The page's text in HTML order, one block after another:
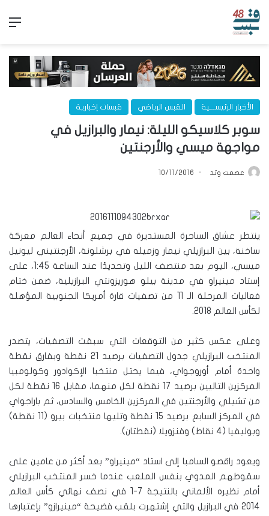
الأخبار الرئيســـية القبس الرياضي قبسات إخبارية
سوبر كلاسيكو الليلة: نيمار والبرازيل في
مواجهة ميسي والأرجنتين
عصمت وتد 10/11/2016
ينتظر عشاق الساحرة المستديرة في جميع أنحاء العالم معركة
ساخنة، بين البرازيلي نيمار وزميله في برشلونة، الأرجنتيني ليونيل
ميسي، اليوم بعد منتصف الليل وتحديدًا عند الساعة 1:45، على
إستاد مينيراو في مدينة بيلو هوريزونتي البرازيلية، ضمن ختام
فعاليات المرحلة الـ 11 من تصفيات قارة أمريكا الجنوبية المؤهلة
لكأس العالم 2018.
وعلى عكس كثير من التوقعات التي سبقت التصفيات، يتصدر
المنتخب البرازيلي جدول التصفيات برصيد 21 نقطة وبفارق نقطة
واحدة أمام أوروجواي، فيما يحتل منتخبا الإكوادور وكولومبيا
المركزين التاليين برصيد 17 نقطة لكل منهما، مقابل 16 نقطة لكل
من تشيلي والأرجنتين في المركزين الخامس والسادس، ثم باراجواي
في المركز السابع برصيد 15 نقطة وتليها منتخبات بيرو (11 نقطة)
وبوليفيا (4 نقاط) وفنزويلا (نقطتان).
ويعود راقصو السامبا إلى استاد “مينيراو” بعد أكثر من عامين على
سقوطهم المدوي بنفس الملعب عندما خسر المنتخب البرازيلي
أمام نظيره الألماني بالنتيجة 7-1 في نصف نهائي كأس العالم
2014 في البرازيل والتي إشتهرت بلقب فضيحة “مينيرازو” بإعتبارها